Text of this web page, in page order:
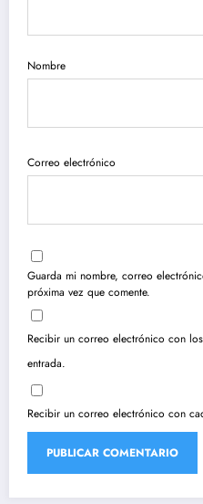
Nombre
Correo electrónico
Guarda mi nombre, correo
próxima vez que comente.
Recibir un correo electrónico con
entrada.
Recibir un correo electrónico con